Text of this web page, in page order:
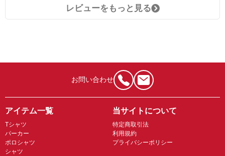
レビューをもっと見る
お問い合わせ
アイテム一覧
Tシャツ
パーカー
ポロシャツ
シャツ
当サイトについて
特定商取引法
利用規約
プライバシーポリシー